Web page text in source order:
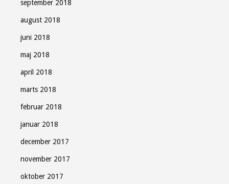
september 2018
august 2018
juni 2018
maj 2018
april 2018
marts 2018
februar 2018
januar 2018
december 2017
november 2017
oktober 2017